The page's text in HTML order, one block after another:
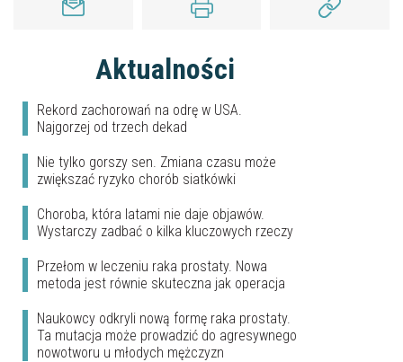
Aktualności
Rekord zachorowań na odrę w USA.
Najgorzej od trzech dekad
Nie tylko gorszy sen. Zmiana czasu może
zwiększać ryzyko chorób siatkówki
Choroba, która latami nie daje objawów.
Wystarczy zadbać o kilka kluczowych rzeczy
Przełom w leczeniu raka prostaty. Nowa
metoda jest równie skuteczna jak operacja
Naukowcy odkryli nową formę raka prostaty.
Ta mutacja może prowadzić do agresywnego
nowotworu u młodych mężczyzn